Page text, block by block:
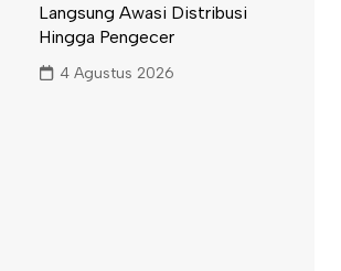
Langsung Awasi Distribusi
Hingga Pengecer
4 Agustus 2026